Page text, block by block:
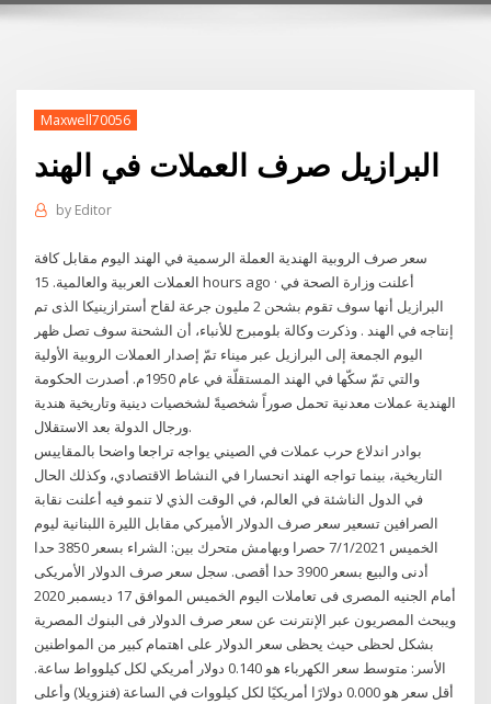
Maxwell70056
البرازيل صرف العملات في الهند
by Editor
سعر صرف الروبية الهندية العملة الرسمية في الهند اليوم مقابل كافة
العملات العربية والعالمية. 15 hours ago · أعلنت وزارة الصحة في
البرازيل أنها سوف تقوم بشحن 2 مليون جرعة لقاح أسترازينيكا الذى تم
إنتاجه في الهند . وذكرت وكالة بلومبرج للأنباء، أن الشحنة سوف تصل ظهر
اليوم الجمعة إلى البرازيل عبر ميناء تمّ إصدار العملات الروبية الأولية
والتي تمّ سكّها في الهند المستقلّة في عام 1950م. أصدرت الحكومة
الهندية عملات معدنية تحمل صوراً شخصيةً لشخصيات دينية وتاريخية هندية
ورجال الدولة بعد الاستقلال.
بوادر اندلاع حرب عملات في الصيني يواجه تراجعا واضحا بالمقاييس
التاريخية، بينما تواجه الهند انحسارا في النشاط الاقتصادي، وكذلك الحال
في الدول الناشئة في العالم، في الوقت الذي لا تنمو فيه أعلنت نقابة
الصرافين تسعير سعر صرف الدولار الأميركي مقابل الليرة اللبنانية ليوم
الخميس 7/1/2021 حصرا وبهامش متحرك بين: الشراء بسعر 3850 حدا
أدنى والبيع بسعر 3900 حدا أقصى. سجل سعر صرف الدولار الأمريكى
أمام الجنيه المصرى فى تعاملات اليوم الخميس الموافق 17 ديسمبر 2020
ويبحث المصريون عبر الإنترنت عن سعر صرف الدولار فى البنوك المصرية
بشكل لحظى حيث يحظى سعر الدولار على اهتمام كبير من المواطنين
الأسر: متوسط سعر الكهرباء هو 0.140 دولار أمريكي لكل كيلوواط ساعة.
أقل سعر هو 0.000 دولارًا أمريكيًا لكل كيلووات في الساعة (فنزويلا) وأعلى